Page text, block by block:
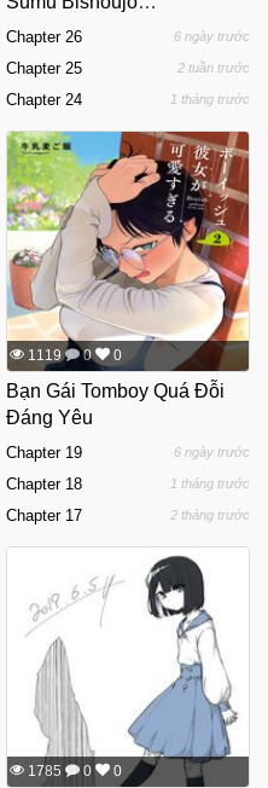
Ryuugakusei Ga Ie Ni Asobi
Nitsuite
Chapter 26 6 ngày trước
Chapter 25 2 tuần trước
Chapter 24 1 tháng trước
1119 0 0
Bạn Gái Tomboy Quá Đỗi
Đáng Yêu
Chapter 19 6 ngày trước
Chapter 18 1 tháng trước
Chapter 17 2 tháng trước
1785 0 0